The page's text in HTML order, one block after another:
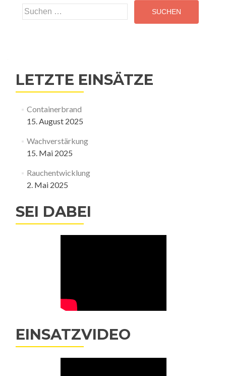
Suchen
nach:
LETZTE EINSÄTZE
Containerbrand
15. August 2025
Wachverstärkung
15. Mai 2025
Rauchentwicklung
2. Mai 2025
SEI DABEI
EINSATZVIDEO